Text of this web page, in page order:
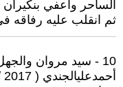
الساحر وأعفي بنكيران
ثم انقلب عليه رفاقه
10 - سيد مروان والجهل
أحمدعليالجندي ( 2017 / 10 / 22 - 09:05 )